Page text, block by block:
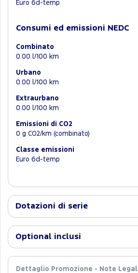
Euro 6d-temp
Consumi ed emissioni NEDC
Combinato
0.00 l/100 km
Urbano
0.00 l/100 km
Extraurbano
0.00 l/100 km
Emissioni di CO2
0 g CO2/km (combinato)
Classe emissioni
Euro 6d-temp
Dotazioni di serie
Optional inclusi
Dettaglio Promozione - Note Legali